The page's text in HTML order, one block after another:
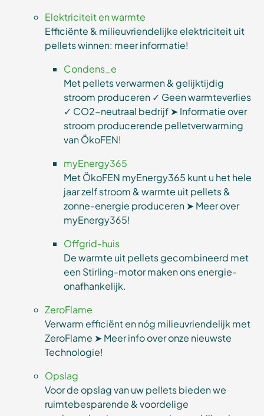
Elektriciteit en warmte
Efficiënte & milieuvriendelijke elektriciteit uit
pellets winnen: meer informatie!
Condens_e
Met pellets verwarmen & gelijktijdig
stroom produceren ✓ Geen warmteverlies
✓ CO2-neutraal bedrijf ➤ Informatie over
stroom producerende pelletverwarming
van ÖkoFEN!
myEnergy365
Met ÖkoFEN myEnergy365 kunt u het hele
jaar zelf stroom & warmte uit pellets &
zonne-energie produceren ➤ Meer over
myEnergy365!
Offgrid-huis
De warmte uit pellets gecombineerd met
een Stirling-motor maken ons energie-
onafhankelijk.
ZeroFlame
Verwarm efficiënt en nóg milieuvriendelijk met
ZeroFlame ➤ Meer info over onze nieuwste
Technologie!
Opslag
Voor de opslag van uw pellets bieden we
ruimtebesparende & voordelige